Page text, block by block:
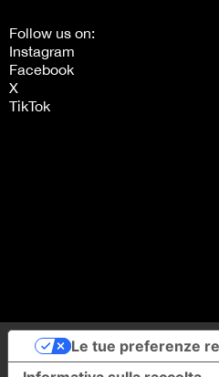
Follow us on:
Instagram
Facebook
X
TikTok
Le tue preferenze